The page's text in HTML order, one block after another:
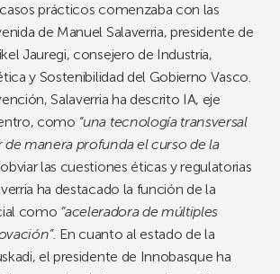
prácticos comenzaba con las
de Manuel Salaverria, presidente de
Jauregi, consejero de Industria,
y Sostenibilidad del Gobierno Vasco.
Salaverria ha descrito IA, eje
como “una tecnología transversal
de manera profunda el curso de la
las cuestiones éticas y regulatorias
ha destacado la función de la
como “aceleradora de múltiples
En cuanto al estado de la
el presidente de Innobasque ha